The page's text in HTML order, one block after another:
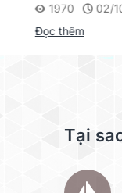
Manager trong
Synology
1970
02/10/
Đọc thêm
Tại